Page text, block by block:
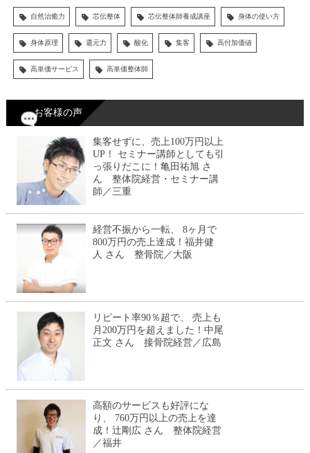
自然治癒力 芯伝整体 芯伝整体師養成講座 身体の使い方
身体原理 還元力 酸化 集客 高付加価値
高単価サービス 高単価整体師
お客様の声
集客せずに、売上100万円以上
UP！ セミナー講師としても引
っ張りだこに！亀田祐旭 さ
ん 整体院経営・セミナー講
師／三重
経営不振から一転、 8ヶ月で
800万円の売上達成！福井健
人 さん 整骨院／大阪
リピート率90％超で、 売上も
月200万円を超えました！中尾
正文 さん 接骨院経営／広島
高額のサービスも好評にな
り、 760万円以上の売上を達
成！辻剛広 さん 整体院経営
／福井